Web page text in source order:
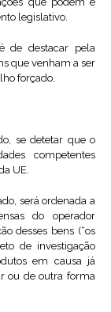
legislativo.
de destacar pela
que venham a ser
forçado.
se detetar que o
competentes
UE.
será ordenada a
do operador
desses bens (“os
de investigação
em causa já
ou de outra forma